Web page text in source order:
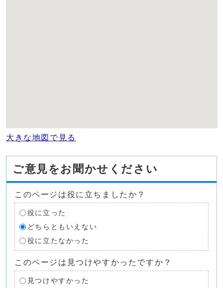
大きな地図で見る
ご意見をお聞かせください
このページは役に立ちましたか？
役に立った
どちらともいえない
役に立たなかった
このページは見つけやすかったですか？
見つけやすかった